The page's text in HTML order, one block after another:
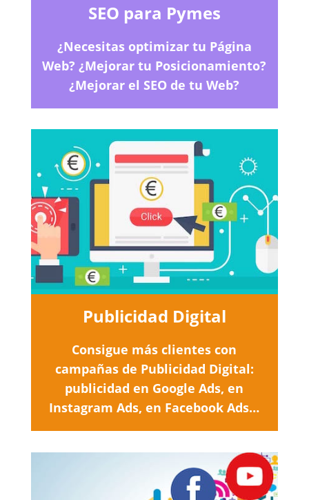
SEO para Pymes
¿Necesitas optimizar tu Página
Web? ¿Mejorar tu Posicionamiento?
¿Mejorar el SEO de tu Web?
Publicidad Digital
Consigue más clientes con
campañas de Publicidad Digital:
publicidad en Google Ads, en
Instagram Ads, en Facebook Ads…